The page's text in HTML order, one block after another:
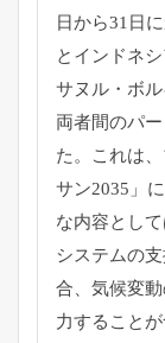
日から31日
とインドネ
サヌル・ボ
両者間のパ
た。これは
サン2035」
な内容とし
システムの
合、気候変
力すること